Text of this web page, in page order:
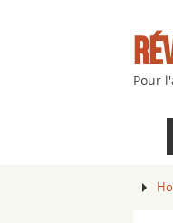
Pour